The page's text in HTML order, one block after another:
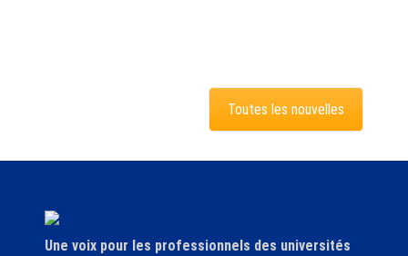
Toutes les nouvelles
Une voix pour les professionnels des universités